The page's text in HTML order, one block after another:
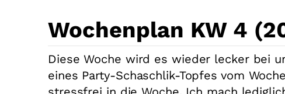
Wochenplan KW 4
Diese Woche wird es wieder lecker bei
eines Party-Schaschlik-Topfes vom